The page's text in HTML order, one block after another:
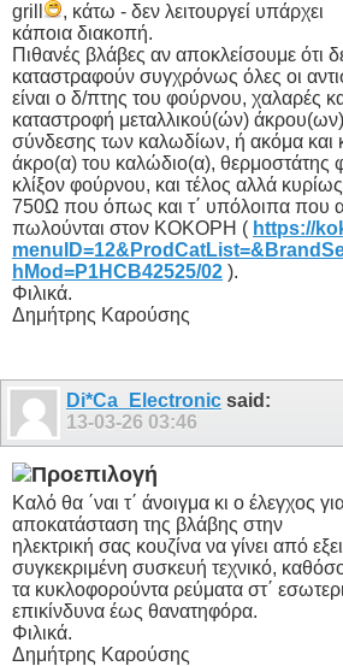
grill
, κάτω - δεν λειτουργεί υπάρχει
κάποια διακοπή.
Πιθανές βλάβες αν αποκλείσουμε ότι
καταστραφούν συγχρόνως όλες οι
είναι ο δ/πτης του φούρνου, χαλαρές
καταστροφή μεταλλικού(ών)
σύνδεσης των καλωδίων, ή ακόμα και
άκρο(α) του καλώδιο(α), θερμοστάτης
κλίξον φούρνου, και τέλος αλλά
750Ω που όπως και τ΄ υπόλοιπα που
πωλούνται στον ΚΟΚΟΡΗ ( https://
hMod=P1HCB42525/02 ).
Φιλικά.
Δημήτρης Καρούσης
Di*Ca_Electronic said:
13-03-26 03:46
Καλό θα ΄ναι τ΄ άνοιγμα κι ο έλεγχος
αποκατάσταση της βλάβης στην
ηλεκτρική σας κουζίνα να γίνει από
συγκεκριμένη συσκευή τεχνικό,
τα κυκλοφορούντα ρεύματα στ΄
επικίνδυνα έως θανατηφόρα.
Φιλικά.
Δημήτρης Καρούσης